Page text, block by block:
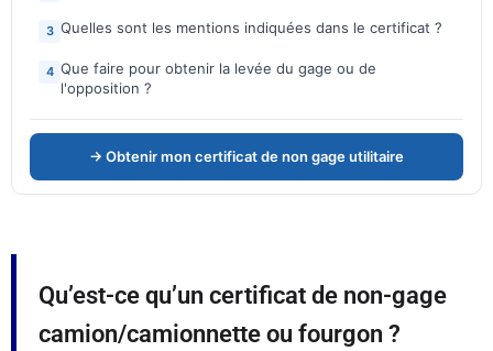
3 Quelles sont les mentions indiquées dans le certificat ?
4 Que faire pour obtenir la levée du gage ou de
l'opposition ?
→ Obtenir mon certificat de non gage utilitaire
Qu’est-ce qu’un certificat de non-gage
camion/camionnette ou fourgon ?